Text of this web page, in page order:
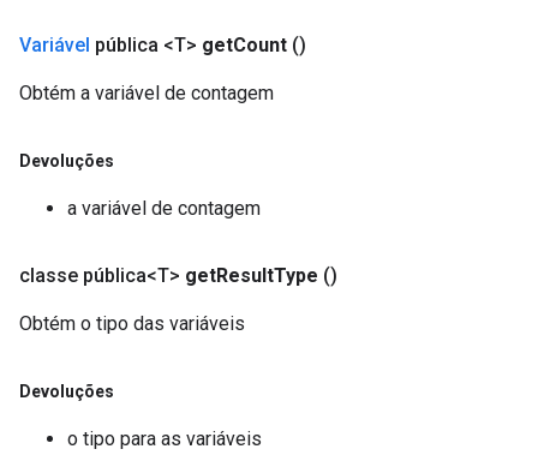
Variável pública <T> getCount ()
Obtém a variável de contagem
Devoluções
a variável de contagem
classe pública<T> getResultType ()
Obtém o tipo das variáveis
Devoluções
o tipo para as variáveis